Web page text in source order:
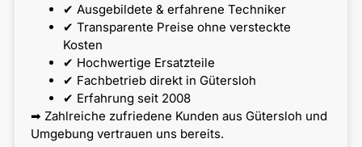
✔ Ausgebildete & erfahrene Techniker
✔ Transparente Preise ohne versteckte
Kosten
✔ Hochwertige Ersatzteile
✔ Fachbetrieb direkt in Gütersloh
✔ Erfahrung seit 2008
➡ Zahlreiche zufriedene Kunden aus Gütersloh und
Umgebung vertrauen uns bereits.